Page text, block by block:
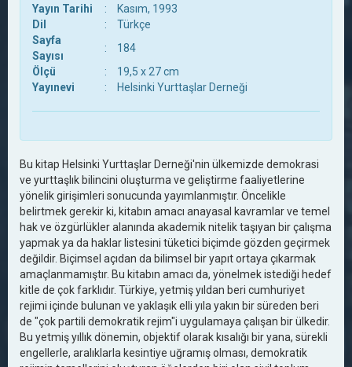
Yayın Tarihi
:
Kasım, 1993
Dil
:
Türkçe
Sayfa
Sayısı
:
184
Ölçü
:
19,5 x 27 cm
Yayınevi
: Helsinki Yurttaşlar Derneği
Bu kitap Helsinki Yurttaşlar Derneği'nin ülkemizde demokrasi
ve yurttaşlık bilincini oluşturma ve geliştirme faaliyetlerine
yönelik girişimleri sonucunda yayımlanmıştır. Öncelikle
belirtmek gerekir ki, kitabın amacı anayasal kavramlar ve temel
hak ve özgürlükler alanında akademik nitelik taşıyan bir çalışma
yapmak ya da haklar listesini tüketici biçimde gözden geçirmek
değildir. Biçimsel açıdan da bilimsel bir yapıt ortaya çıkarmak
amaçlanmamıştır. Bu kitabın amacı da, yönelmek istediği hedef
kitle de çok farklıdır. Türkiye, yetmiş yıldan beri cumhuriyet
rejimi içinde bulunan ve yaklaşık elli yıla yakın bir süreden beri
de "çok partili demokratik rejim"i uygulamaya çalışan bir ülkedir.
Bu yetmiş yıllık dönemin, objektif olarak kısalığı bir yana, sürekli
engellerle, aralıklarla kesintiye uğramış olması, demokratik